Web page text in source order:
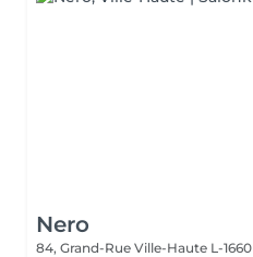
Nero
84, Grand-Rue Ville-Haute L-1660